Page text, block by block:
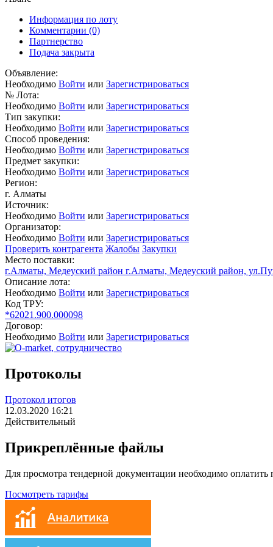
Информация по лоту
Комментарии (0)
Партнерство
Подача закрыта
Объявление:
Необходимо Войти или Зарегистрироваться
№ Лота:
Необходимо Войти или Зарегистрироваться
Тип закупки:
Необходимо Войти или Зарегистрироваться
Способ проведения:
Необходимо Войти или Зарегистрироваться
Предмет закупки:
Необходимо Войти или Зарегистрироваться
Регион:
г. Алматы
Источник:
Необходимо Войти или Зарегистрироваться
Организатор:
Необходимо Войти или Зарегистрироваться
Проверить контрагента Жалобы Закупки
Место поставки:
г.Алматы, Медеуский район г.Алматы, Медеуский район,
Описание лота:
Необходимо Войти или Зарегистрироваться
Код ТРУ:
*62021.900.000098
Договор:
Необходимо Войти или Зарегистрироваться
Протоколы
Протокол итогов
12.03.2020 16:21
Действительный
Прикреплённые файлы
Для просмотра тендерной документации необходимо оплатить
Посмотреть тарифы